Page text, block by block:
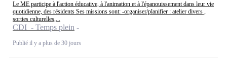
Le ME participe à l'action éducative, à l'animation et à l'épanouissement dans leur vie
quotidienne, des résidents Ses missions sont: -organiser/planifier : atelier divers ,
sorties culturelles,...
CDI - Temps plein
Publié il y a plus de 30 jours